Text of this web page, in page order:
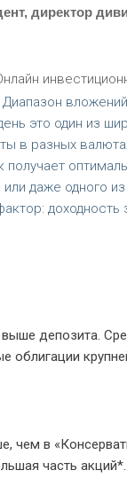
директор
Диапазон
это один из
в разных
или даже
депозита.
облигации
чем в
часть акций*.